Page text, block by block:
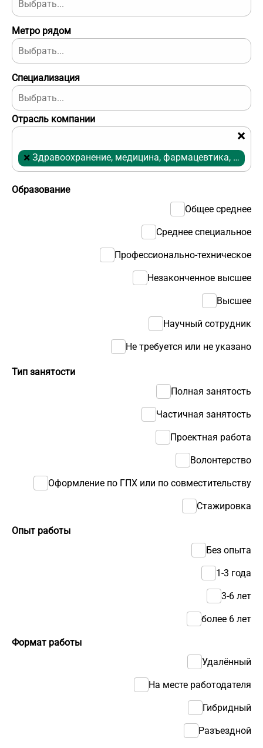
Отрасль компании
×
× Здравоохранение, медицина, фармацевтика, ветеринария
Тип занятости
Полная занятость
Частичная занятость
Проектная работа
Волонтерство
Оформление по ГПХ или по совместительству
Стажировка
Образование
Общее среднее
Среднее специальное
Профессионально-техническое
Незаконченное высшее
Высшее
Научный сотрудник
Не требуется или не указано
Опыт работы
Без опыта
1-3 года
3-6 лет
более 6 лет
Формат работы
Удалённый
На месте работодателя
Гибридный
Разъездной
Метро рядом
Специализация